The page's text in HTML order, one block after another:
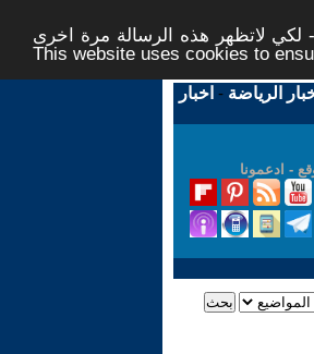
لاتظهر هذه الرسالة مرة اخرى -
This website uses cookies to
الرياضة - اخبار
- ادعمونا